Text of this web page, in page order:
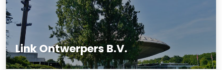
Link Ontwerpers B.V.